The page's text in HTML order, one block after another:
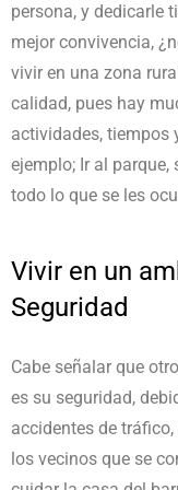
persona, y dedicarle
mejor convivencia,
vivir en una zona
calidad, pues hay
actividades, tiempos
ejemplo; Ir al parque,
todo lo que se les
Vivir en un
Seguridad
Cabe señalar que
es su seguridad,
accidentes de
los vecinos que se